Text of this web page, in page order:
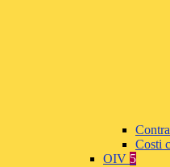
Costi
OIV 5